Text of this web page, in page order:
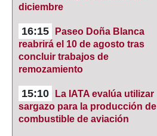
diciembre
16:15
Paseo Doña Blanca
reabrirá el 10 de agosto tras
concluir trabajos de
remozamiento
15:10
La IATA evalúa utilizar
sargazo para la producción de
combustible de aviación